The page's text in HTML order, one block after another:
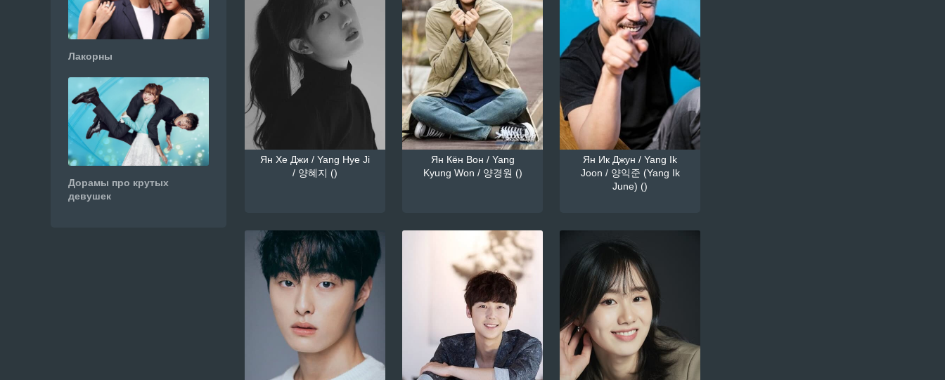
Ян Хе Джи / Yang Hye Ji
/ 양혜지 ()
Ян Кён Вон / Yang
Kyung Won / 양경원 ()
Ян Ик Джун / Yang Ik
Joon / 양익준 (Yang Ik
June) ()
Лакорны
Дорамы про крутых
девушек